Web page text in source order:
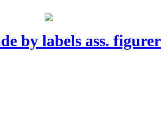
by labels ass.